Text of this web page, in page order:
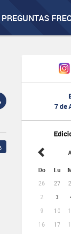
PREGUNTAS
7 de
Do Lu
26 27
2
3
9
10
16
17